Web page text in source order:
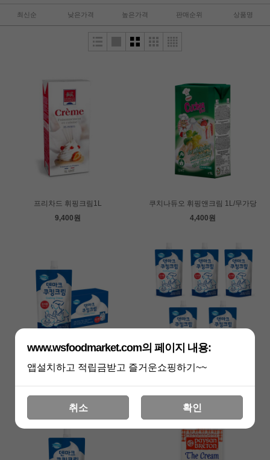
최신순 낮은가격 높은가격 판매순위 상품명
프리차드 휘핑크림1L
9,400원
쿠치나듀오 휘핑앤크림 1L/무가당
4,400원
동원 덴마크 쿠킹크림150gX10개
29,000원
동원 덴마크 쿠킹크림150gX5개
13,600원
www.wsfoodmarket.com의 페이지 내용:
앱설치하고 적립금받고 즐거운쇼핑하기~~
취소 확인